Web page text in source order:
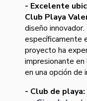
- Excelente
Club Playa
diseño
específicamente
proyecto ha
impresionante
en una opción de
- Club de playa: